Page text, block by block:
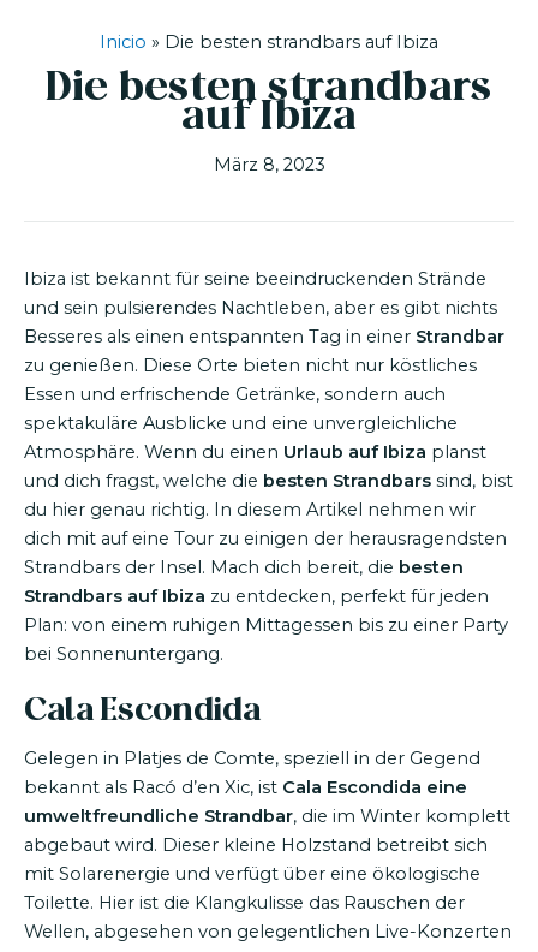
Inicio » Die besten strandbars auf Ibiza
Die besten strandbars
auf Ibiza
März 8, 2023
Ibiza ist bekannt für seine beeindruckenden Strände
und sein pulsierendes Nachtleben, aber es gibt nichts
Besseres als einen entspannten Tag in einer Strandbar
zu genießen. Diese Orte bieten nicht nur köstliches
Essen und erfrischende Getränke, sondern auch
spektakuläre Ausblicke und eine unvergleichliche
Atmosphäre. Wenn du einen Urlaub auf Ibiza planst
und dich fragst, welche die besten Strandbars sind, bist
du hier genau richtig. In diesem Artikel nehmen wir
dich mit auf eine Tour zu einigen der herausragendsten
Strandbars der Insel. Mach dich bereit, die besten
Strandbars auf Ibiza zu entdecken, perfekt für jeden
Plan: von einem ruhigen Mittagessen bis zu einer Party
bei Sonnenuntergang.
Cala Escondida
Gelegen in Platjes de Comte, speziell in der Gegend
bekannt als Racó d’en Xic, ist Cala Escondida eine
umweltfreundliche Strandbar, die im Winter komplett
abgebaut wird. Dieser kleine Holzstand betreibt sich
mit Solarenergie und verfügt über eine ökologische
Toilette. Hier ist die Klangkulisse das Rauschen der
Wellen, abgesehen von gelegentlichen Live-Konzerten